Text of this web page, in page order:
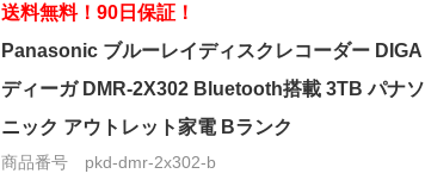
送料無料！90日保証！
Panasonic ブルーレイディスクレコーダー DIGA
ディーガ DMR-2X302 Bluetooth搭載 3TB パナソ
ニック アウトレット家電 Bランク
商品番号 pkd-dmr-2x302-b